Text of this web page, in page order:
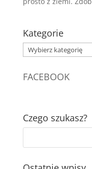
Kategorie
Kategorie
FACEBOOK
Czego szukasz?